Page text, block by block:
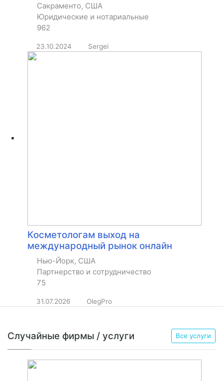
Сакраменто, США
Юридические и нотариальные
962
23.10.2024 Sergei
Косметологам выход на
международный рынок онлайн
Нью-Йорк, США
Партнерство и сотрудничество
75
31.07.2026 OlegPro
Случайные фирмы / услуги Все услуги